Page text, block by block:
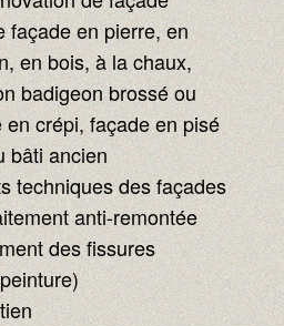
façade en pierre, en
en bois, à la chaux,
badigeon brossé ou
crépi, façade en pisé
bâti ancien
techniques des façades
anti-remontée
des fissures